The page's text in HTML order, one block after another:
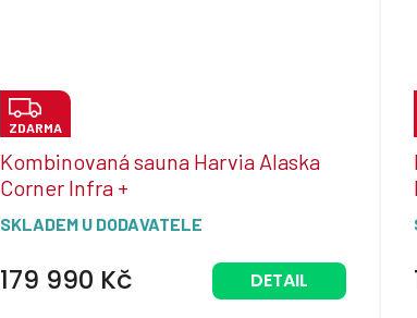
Z
D
A
R
M
A
ZDARMA
Kombinovaná sauna Harvia Alaska
Corner Infra +
SKLADEM U DODAVATELE
179 990 Kč DETAIL